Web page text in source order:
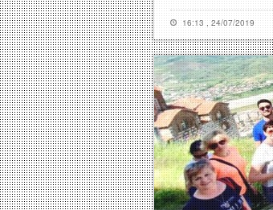
16:13 , 24/07/2019